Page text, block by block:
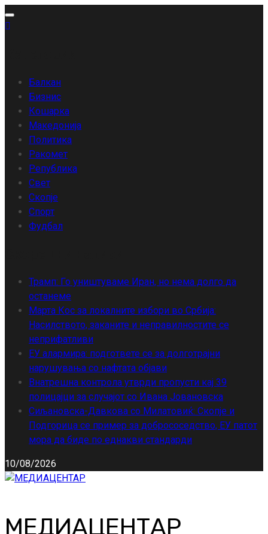
Skip
to
Балкан
Бизнис
Кошарка
Македонија
Политика
Ракомет
Република
Свет
Скопје
Спорт
Фудбал
Трамп: Го уништуваме Иран, но нема долго да
останеме
Марта Кос за локалните избори во Србија:
Насилството, заканите и неправилностите се
неприфатливи
ЕУ алармира: подгответе се за долготрајни
нарушувања со нафтата објави
Внатрешна контрола утврди пропусти кај 39
полицајци за случајот со Ивана Јовановска
Сиљановска-Давкова со Милатовиќ: Скопје и
Подгорица се пример за добрососедство, ЕУ патот
мора да биде по еднакви стандарди
10/08/2026
МЕДИАЦЕНТАР